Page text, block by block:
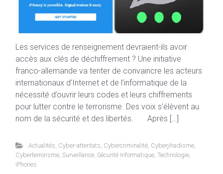
Les services de renseignement devraient-ils avoir
accès aux clés de déchiffrement ? Une initiative
franco-allemande va tenter de convaincre les acteurs
internationaux d’Internet et de l’informatique de la
nécessité d’ouvrir leurs codes et leurs chiffrements
pour lutter contre le terrorisme. Des voix s’élèvent au
nom de la sécurité et des libertés. Après […]
Actualités Cyber-attentats Cybercriminalité, Cyberjihadisme,
Cyberterrorisme Surveillance Sécurité Informatique Technologie
iPhones